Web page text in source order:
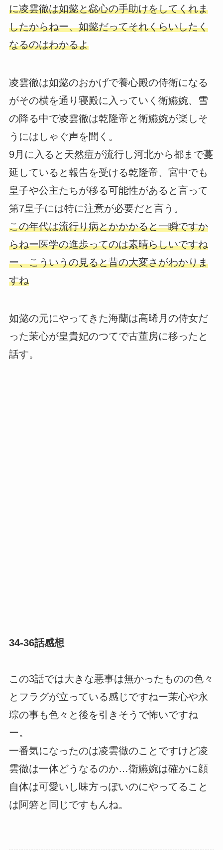
に凌雲徹は如懿と惢心の手助けをしてくれま
したからねー、如懿だってそれくらいしたく
なるのはわかるよ
凌雲徹は如懿のおかげで養心殿の侍衛になる
がその横を通り寝殿に入っていく衛嬿婉、雪
の降る中で凌雲徹は乾隆帝と衛嬿婉が楽しそ
うにはしゃぐ声を聞く。
9月に入ると天然痘が流行し河北から都まで蔓
延していると報告を受ける乾隆帝、宮中でも
皇子や公主たちが移る可能性があると言って
第7皇子には特に注意が必要だと言う。
この年代は流行り病とかかかると一瞬ですか
らねー医学の進歩ってのは素晴らしいですね
ー、こういうの見ると昔の大変さがわかりま
すね
如懿の元にやってきた海蘭は高晞月の侍女だ
った茉心が皇貴妃のつてで古董房に移ったと
話す。
34-36話感想
この3話では大きな悪事は無かったものの色々
とフラグが立っている感じですねー茉心や永
琮の事も色々と後を引きそうで怖いですね
ー。
一番気になったのは凌雲徹のことですけど凌
雲徹は一体どうなるのか…衛嬿婉は確かに顔
自体は可愛いし味方っぽいのにやってること
は阿箬と同じですもんね。